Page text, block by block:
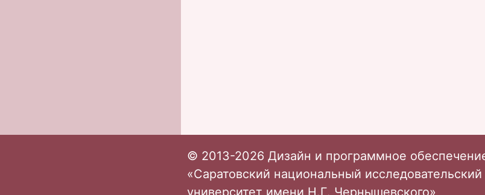
© 2013-2026 Дизайн и программное
«Саратовский национальный
университет имени Н.Г. Чернышевского»